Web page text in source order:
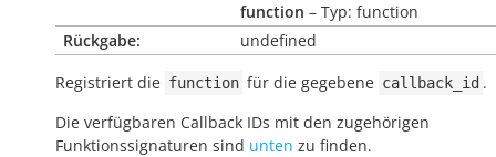
function – Typ: function
Rückgabe:
undefined
Registriert die function für die gegebene callback_id .
Die verfügbaren Callback IDs mit den zugehörigen
Funktionssignaturen sind unten zu finden.